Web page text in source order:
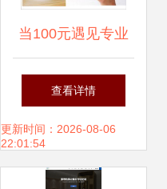
当100元遇见专业
logo设计与威客平
台的定价博弈
查看详情
更新时间：2026-08-06
22:01:54